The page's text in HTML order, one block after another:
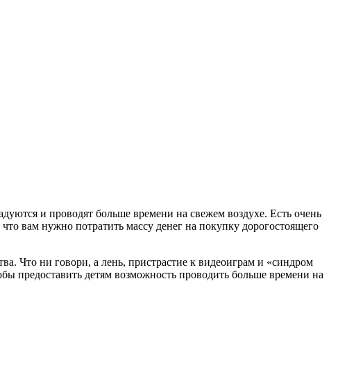
и проводят больше времени на свежем воздухе. Есть очень
вам нужно потратить массу денег на покупку дорогостоящего
Что ни говори, а лень, пристрастие к видеоиграм и «синдром
предоставить детям возможность проводить больше времени на